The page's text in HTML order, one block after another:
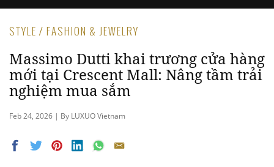
STYLE / FASHION & JEWELRY
Massimo Dutti khai trương cửa hàng
mới tại Crescent Mall: Nâng tầm trải
nghiệm mua sắm
Feb 24, 2026 | By LUXUO Vietnam